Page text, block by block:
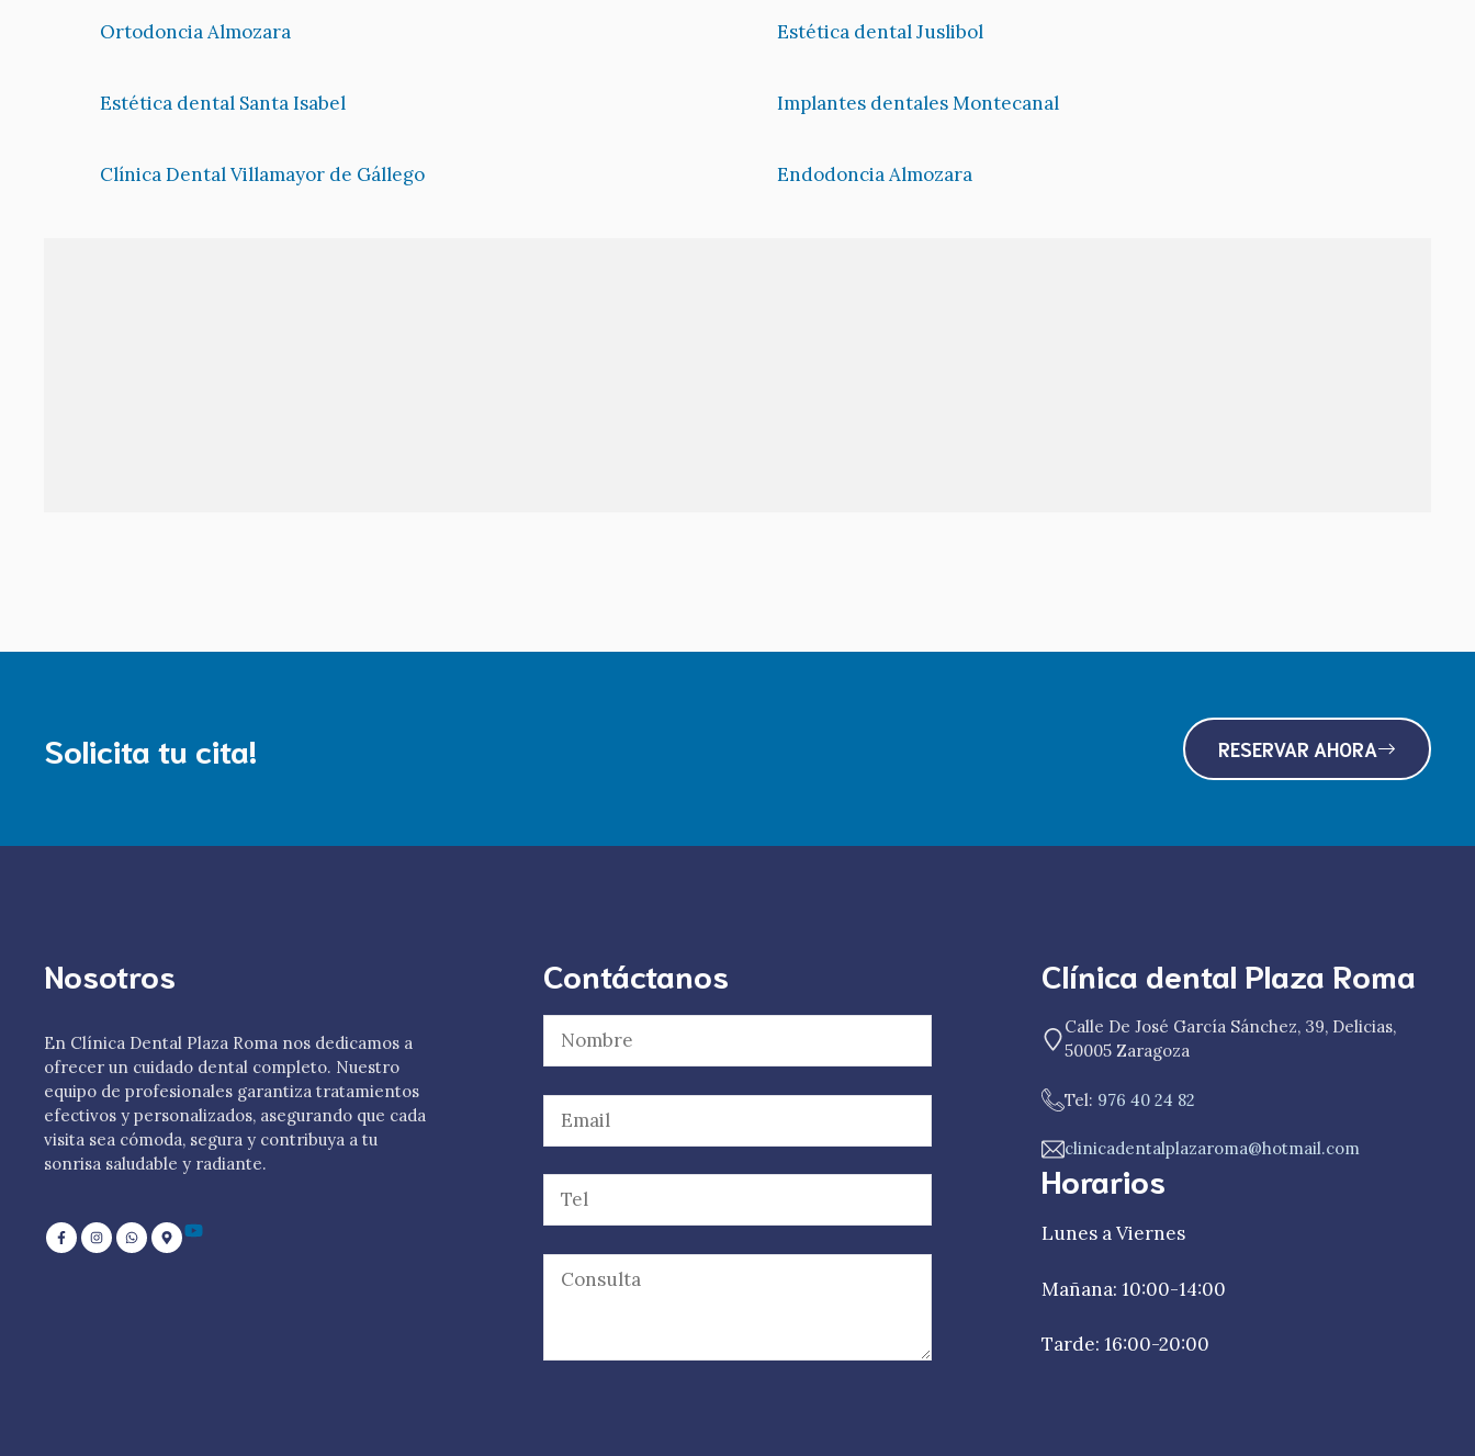
Ortodoncia Almozara Estética dental Juslibol
Estética dental Santa Isabel Implantes dentales Montecanal
Clínica Dental Villamayor de Gállego Endodoncia Almozara
Solicita tu cita! RESERVAR AHORA
Nosotros
En Clínica Dental Plaza Roma nos dedicamos a
ofrecer un cuidado dental completo. Nuestro
equipo de profesionales garantiza tratamientos
efectivos y personalizados, asegurando que cada
visita sea cómoda, segura y contribuya a tu
sonrisa saludable y radiante.
Contáctanos Clínica dental Plaza Roma
Calle De José García Sánchez, 39, Delicias,
50005 Zaragoza
Tel: 976 40 24 82
clinicadentalplazaroma@hotmail.com
Horarios
Lunes a Viernes
Mañana: 10:00-14:00
Tarde: 16:00-20:00